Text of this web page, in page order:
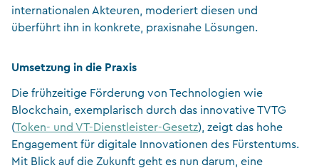
internationalen Akteuren, moderiert diesen und
überführt ihn in konkrete, praxisnahe Lösungen.
Umsetzung in die Praxis
Die frühzeitige Förderung von Technologien wie
Blockchain, exemplarisch durch das innovative TVTG
(Token- und VT-Dienstleister-Gesetz), zeigt das hohe
Engagement für digitale Innovationen des Fürstentums.
Mit Blick auf die Zukunft geht es nun darum, eine